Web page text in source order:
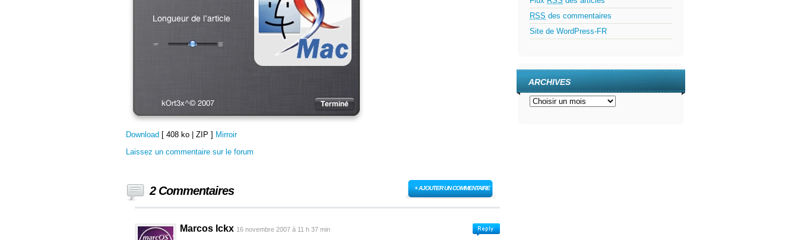
Download [ 408 ko | ZIP ] Mirroir
Laissez un commentaire sur le forum
2 Commentaires + AJOUTER UN COMMENTAIRE
Marcos Ickx 16 novembre 2007 à 11 h 37 min
RSS des commentaires
Site de WordPress-FR
ARCHIVES